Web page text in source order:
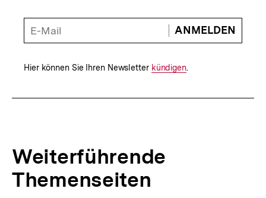
Mail
ANMELDEN
Hier können Sie Ihren Newsletter Interner
kündigen.
Weiterführende
Themenseiten